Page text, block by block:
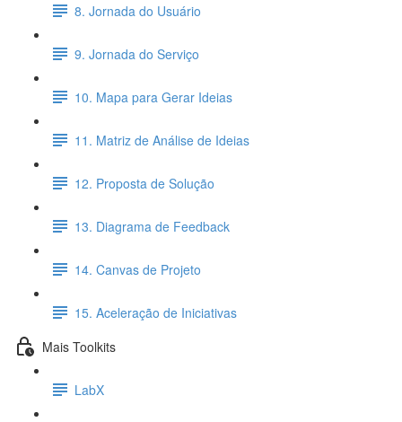
8. Jornada do Usuário
9. Jornada do Serviço
10. Mapa para Gerar Ideias
11. Matriz de Análise de Ideias
12. Proposta de Solução
13. Diagrama de Feedback
14. Canvas de Projeto
15. Aceleração de Iniciativas
Mais Toolkits
LabX